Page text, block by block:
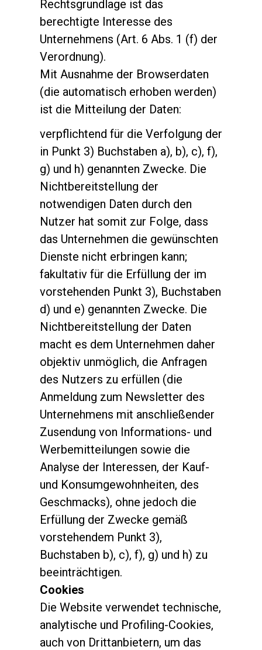
Rechtsgrundlage ist das
berechtigte Interesse des
Unternehmens (Art. 6 Abs. 1 (f) der
Verordnung).
Mit Ausnahme der Browserdaten
(die automatisch erhoben werden)
ist die Mitteilung der Daten:
verpflichtend für die Verfolgung der
in Punkt 3) Buchstaben a), b), c), f),
g) und h) genannten Zwecke. Die
Nichtbereitstellung der
notwendigen Daten durch den
Nutzer hat somit zur Folge, dass
das Unternehmen die gewünschten
Dienste nicht erbringen kann;
fakultativ für die Erfüllung der im
vorstehenden Punkt 3), Buchstaben
d) und e) genannten Zwecke. Die
Nichtbereitstellung der Daten
macht es dem Unternehmen daher
objektiv unmöglich, die Anfragen
des Nutzers zu erfüllen (die
Anmeldung zum Newsletter des
Unternehmens mit anschließender
Zusendung von Informations- und
Werbemitteilungen sowie die
Analyse der Interessen, der Kauf-
und Konsumgewohnheiten, des
Geschmacks), ohne jedoch die
Erfüllung der Zwecke gemäß
vorstehendem Punkt 3),
Buchstaben b), c), f), g) und h) zu
beeinträchtigen.
Cookies
Die Website verwendet technische,
analytische und Profiling-Cookies,
auch von Drittanbietern, um das